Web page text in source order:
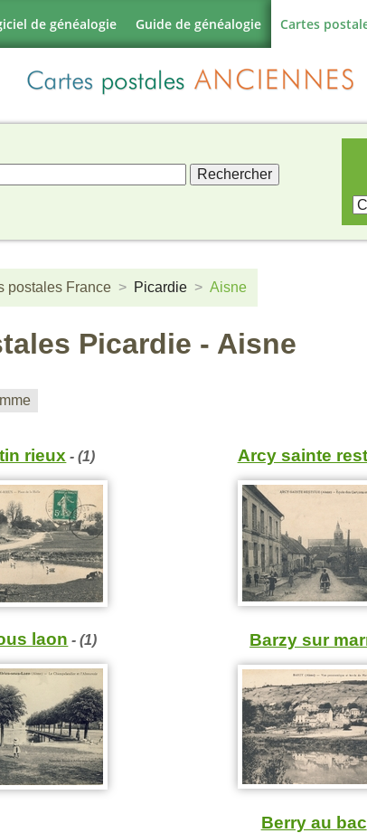
de généalogie Guide de généalogie Cartes
postales France Picardie Aisne
Picardie - Aisne
rieux - (1) Arcy sainte
laon - (1) Barzy sur
Berry au bac